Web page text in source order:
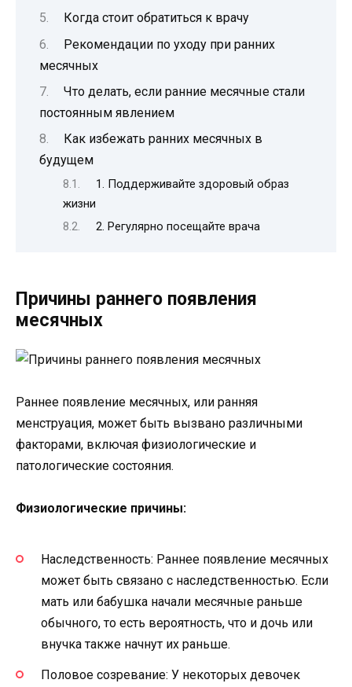
Когда стоит обратиться к врачу
Рекомендации по уходу при ранних
месячных
Что делать, если ранние месячные стали
постоянным явлением
Как избежать ранних месячных в
будущем
1. Поддерживайте здоровый образ
жизни
2. Регулярно посещайте врача
Причины раннего появления
месячных
Раннее появление месячных, или ранняя
менструация, может быть вызвано различными
факторами, включая физиологические и
патологические состояния.
Физиологические причины:
Наследственность: Раннее появление месячных
может быть связано с наследственностью. Если
мать или бабушка начали месячные раньше
обычного, то есть вероятность, что и дочь или
внучка также начнут их раньше.
Половое созревание: У некоторых девочек